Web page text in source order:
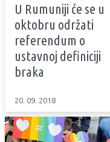
U Rumuniji će se u
oktobru održati
referendum o
ustavnoj definiciji
braka
20. 09. 2018